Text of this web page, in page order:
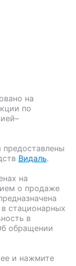
на
по
предоставлены
Видаль.
на
о продаже
стационарных
в
обращении
и нажмите